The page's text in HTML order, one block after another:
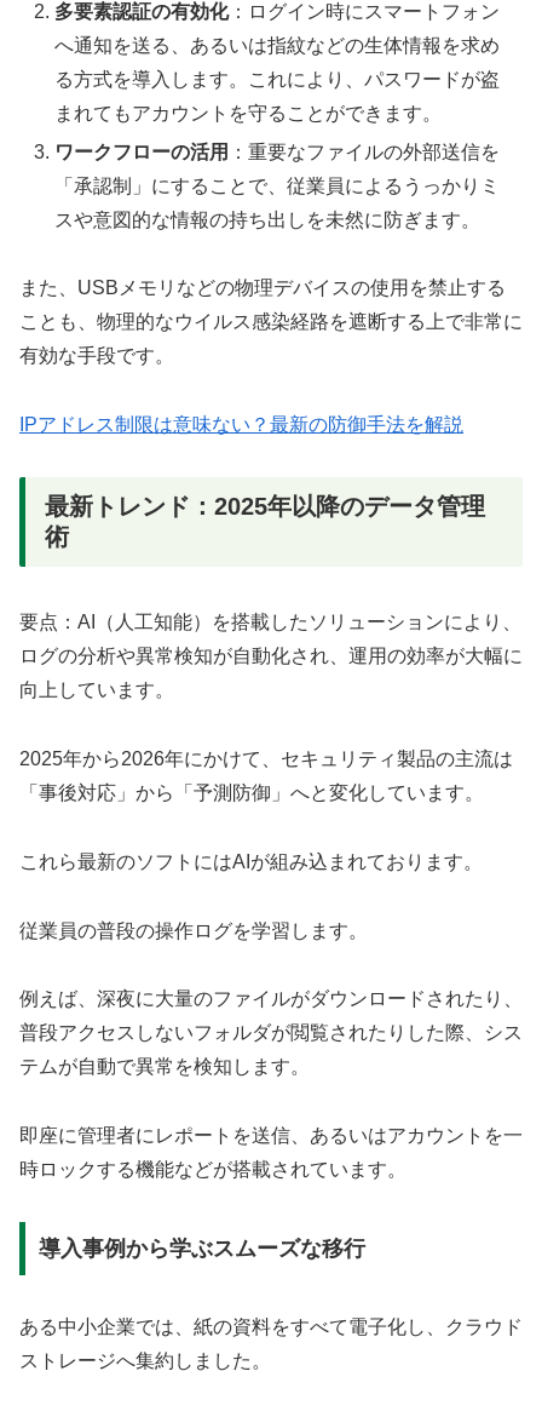
多要素認証の有効化：ログイン時にスマートフォン
へ通知を送る、あるいは指紋などの生体情報を求め
る方式を導入します。これにより、パスワードが盗
まれてもアカウントを守ることができます。
ワークフローの活用 ：重要なファイルの外部送信を
「承認制」にすることで、従業員によるうっかりミ
スや意図的な情報の持ち出しを未然に防ぎます。
また、USBメモリなどの物理デバイスの使用を禁止する
ことも、物理的なウイルス感染経路を遮断する上で非常に
有効な手段です。
IPアドレス制限は意味ない？最新の防御手法を解説
最新トレンド：2025年以降のデータ管理
術
要点：AI（人工知能）を搭載したソリューションにより、
ログの分析や異常検知が自動化され、運用の効率が大幅に
向上しています。
2025年から2026年にかけて、セキュリティ製品の主流は
「事後対応」から「予測防御」へと変化しています。
これら最新のソフトにはAIが組み込まれております。
従業員の普段の操作ログを学習します。
例えば、深夜に大量のファイルがダウンロードされたり、
普段アクセスしないフォルダが閲覧されたりした際、シス
テムが自動で異常を検知します。
即座に管理者にレポートを送信、あるいはアカウントを一
時ロックする機能などが搭載されています。
導入事例から学ぶスムーズな移行
ある中小企業では、紙の資料をすべて電子化し、クラウド
ストレージへ集約しました。